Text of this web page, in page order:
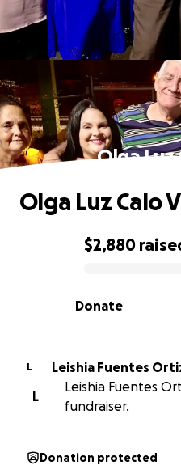
Olga Luz
0% complete
$2,880
Donate
Olga Luz Calo
L
Leishia Fuentes
L
Leishia Fuentes
fundraiser.
Donation protected